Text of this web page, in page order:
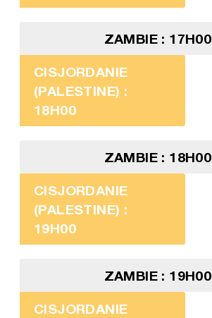
ZAMBIE : 17H00
CISJORDANIE
(PALESTINE) :
18H00
ZAMBIE : 18H00
CISJORDANIE
(PALESTINE) :
19H00
ZAMBIE : 19H00
CISJORDANIE